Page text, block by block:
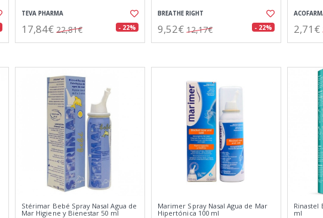
TEVA PHARMA
17,84€ 22,81€ - 22%
BREATHE RIGHT
9,52€ 12,17€ - 22% 2,71€
Stérimar Bebé Spray Nasal Agua de
Mar Higiene y Bienestar 50 ml
Marimer Spray Nasal Agua de Mar
Hipertónica 100 ml
Rinastel
ml